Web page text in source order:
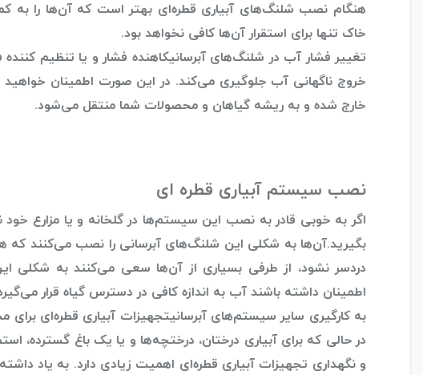
هنگام نصب شلنگ‌های آبیاری قطره‌ای بهتر است که آن‌ها را به
خاک تنها برای استقرار آن‌ها کافی نخواهد بود.
تغییر فشار آب در شلنگ‌های آبرسانیکاهنده فشار و یا تنظیم
خروج ناگهانی آب جلوگیری می‌کند. در این صورت اطمینان خواهید
خارج شده و به ریشه گیاهان و محصولات شما منتقل می‌شود.
نصب سیستم آبیاری قطره ای
اگر به خوبی قادر به نصب این سیستم‌ها در گلخانه و یا مزارع
بگیرید.آن‌ها به شکلی این شلنگ‌های آبرسانی را نصب می‌کنند
دردسر نشود، از طرفی بسیاری از آن‌ها سعی می‌کنند به شکلی
اطمینان داشته باشند آب به اندازه کافی در دسترس گیاه قرار
به کارگیری سایر سیستم‌های آبرسانیتجهیزات آبیاری قطره‌ای برای
در حالی که برای آبیاری درختان، درختچه‌ها و یا یک باغ گسترده،
و نگهداری تجهیزات آبیاری قطره‌ای اهمیت زیادی دارد. به یاد